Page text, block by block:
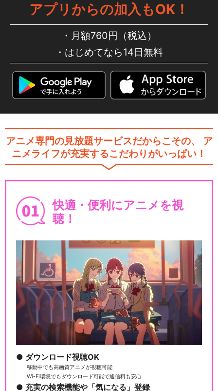
アプリからの加入もOK！
月額760円（税込）
はじめてなら14日無料
アニメ専門の見放題サービスだからこその、
ア
ニメライフが充実するこだわりがいっぱい！
快適・便利にアニメを視
聴！
ダウンロード視聴OK
移動中でも高画質アニメが視聴可能
Wi-Fi環境でもダウンロード可能で通信料も安心
充実の検索機能や「気になる」登録